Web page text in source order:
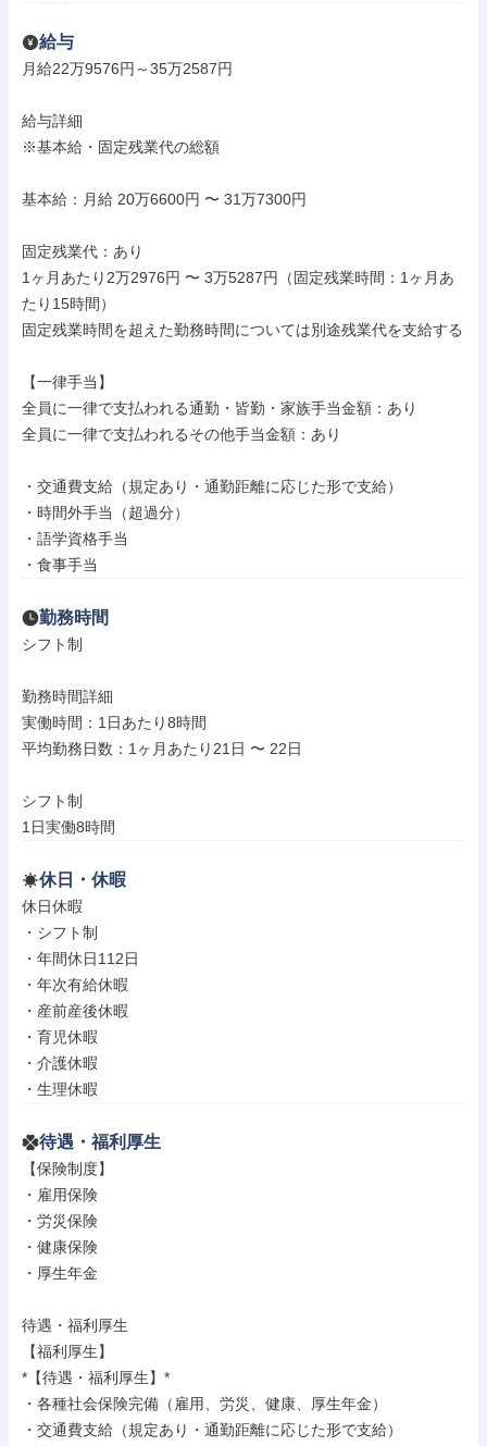
給与
月給22万9576円～35万2587円
給与詳細
※基本給・固定残業代の総額
基本給：月給 20万6600円 〜 31万7300円
固定残業代：あり
1ヶ月あたり2万2976円 〜 3万5287円（固定残業時間：1ヶ月あ
たり15時間）
固定残業時間を超えた勤務時間については別途残業代を支給する
【一律手当】
全員に一律で支払われる通勤・皆勤・家族手当金額：あり
全員に一律で支払われるその他手当金額：あり
・交通費支給（規定あり・通勤距離に応じた形で支給）
・時間外手当（超過分）
・語学資格手当
・食事手当
勤務時間
シフト制
勤務時間詳細
実働時間：1日あたり8時間
平均勤務日数：1ヶ月あたり21日 〜 22日
シフト制
1日実働8時間
休日・休暇
休日休暇
・シフト制
・年間休日112日
・年次有給休暇
・産前産後休暇
・育児休暇
・介護休暇
・生理休暇
待遇・福利厚生
【保険制度】
・雇用保険
・労災保険
・健康保険
・厚生年金
待遇・福利厚生
【福利厚生】
*【待遇・福利厚生】*
・各種社会保険完備（雇用、労災、健康、厚生年金）
・交通費支給（規定あり・通勤距離に応じた形で支給）